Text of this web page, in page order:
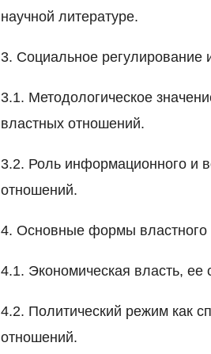
научной литературе.
3. Социальное регулирование
3.1. Методологическое
властных отношений.
3.2. Роль информационного и
отношений.
4. Основные формы властного
4.1. Экономическая власть,
4.2. Политический режим как
отношений.